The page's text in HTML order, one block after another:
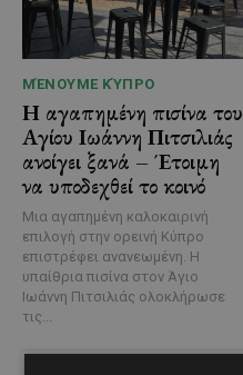
ΜΈΝΟΥΜΕ ΚΎΠΡΟ
Η αγαπημένη πισίνα του
Αγίου Ιωάννη Πιτσιλιάς
ανοίγει ξανά – Έτοιμη
να υποδεχθεί το κοινό
Μια αγαπημένη καλοκαιρινή
επιλογή στην ορεινή Κύπρο
επιστρέφει ανανεωμένη. Η
υπαίθρια πισίνα στον Άγιο
Ιωάννη Πιτσιλιάς ολοκλήρωσε
τις...